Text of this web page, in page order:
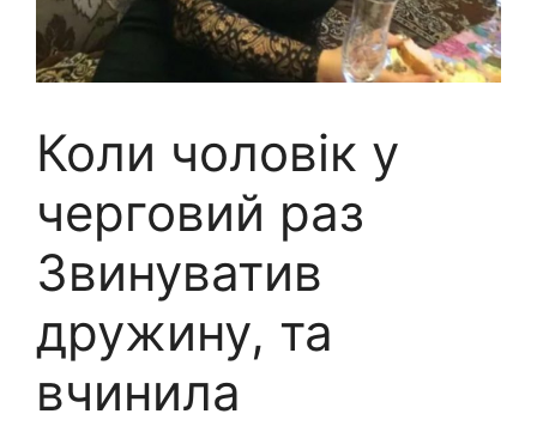
Коли чоловік у
черговий раз
3винуватив
дружину, та
вчинила